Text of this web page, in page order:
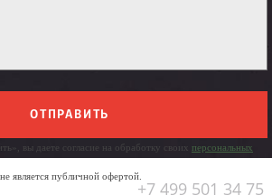
ОТПРАВИТЬ
вы даете согласие на обработку своих персональных
является публичной офертой.
+7 499 501 34 75